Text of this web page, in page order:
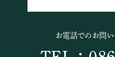
お電話でのお問